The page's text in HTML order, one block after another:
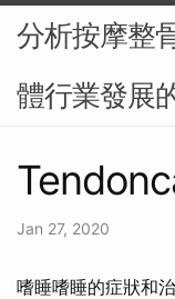
分析按摩整
體行業發展
Jan 27, 2020
嗜睡嗜睡的症狀和